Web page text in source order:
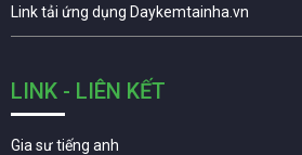
Link tải ứng dụng Daykemtainha.vn
LINK - LIÊN KẾT
Gia sư tiếng anh